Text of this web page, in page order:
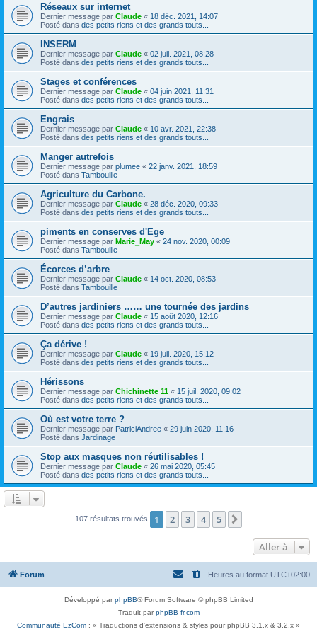
Réseaux sur internet
Dernier message par Claude « 18 déc. 2021, 14:07
Posté dans des petits riens et des grands touts...
INSERM
Dernier message par Claude « 02 juil. 2021, 08:28
Posté dans des petits riens et des grands touts...
Stages et conférences
Dernier message par Claude « 04 juin 2021, 11:31
Posté dans des petits riens et des grands touts...
Engrais
Dernier message par Claude « 10 avr. 2021, 22:38
Posté dans des petits riens et des grands touts...
Manger autrefois
Dernier message par plumee « 22 janv. 2021, 18:59
Posté dans Tambouille
Agriculture du Carbone.
Dernier message par Claude « 28 déc. 2020, 09:33
Posté dans des petits riens et des grands touts...
piments en conserves d'Ege
Dernier message par Marie_May « 24 nov. 2020, 00:09
Posté dans Tambouille
Écorces d’arbre
Dernier message par Claude « 14 oct. 2020, 08:53
Posté dans Tambouille
D’autres jardiniers …… une tournée des jardins
Dernier message par Claude « 15 août 2020, 12:16
Posté dans des petits riens et des grands touts...
Ça dérive !
Dernier message par Claude « 19 juil. 2020, 15:12
Posté dans des petits riens et des grands touts...
Hérissons
Dernier message par Chichinette 11 « 15 juil. 2020, 09:02
Posté dans des petits riens et des grands touts...
Où est votre terre ?
Dernier message par PatriciAndree « 29 juin 2020, 11:16
Posté dans Jardinage
Stop aux masques non réutilisables !
Dernier message par Claude « 26 mai 2020, 05:45
Posté dans des petits riens et des grands touts...
107 résultats trouvés 1 2 3 4 5
Aller à
Forum Heures au format UTC+02:00
Développé parphpBB® Forum Software © phpBB Limited
Traduit parphpBB-fr.com
Communauté EzCom : « Traductions d'extensions & styles pour phpBB 3.1.x & 3.2.x »